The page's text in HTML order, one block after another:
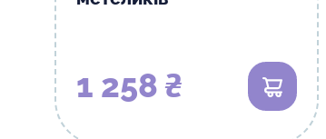
1 258 ₴ В кошик